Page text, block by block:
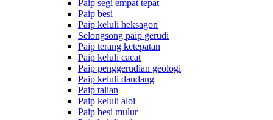
Paip segi empat tepat
Paip besi
Paip keluli heksagon
Selongsong paip gerudi
Paip terang ketepatan
Paip keluli cacat
Paip penggerudian geologi
Paip keluli dandang
Paip talian
Paip keluli aloi
Paip besi mulur